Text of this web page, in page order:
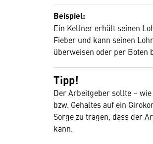
Beispiel:
Ein Kellner erhält seinen
Fieber und kann seinen
überweisen oder per Boten
Tipp!
Der Arbeitgeber sollte –
bzw. Gehaltes auf ein
Sorge zu tragen, dass der
kann.